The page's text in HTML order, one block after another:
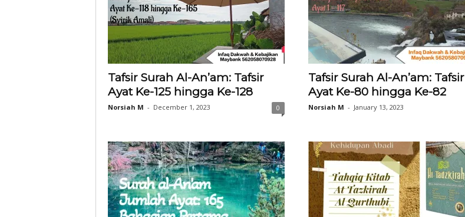
Tafsir Surah Al-An’am: Tafsir
Ayat Ke-125 hingga Ke-128
Norsiah M - December 1, 2023 0
Tafsir Surah Al-An’am: Tafsir
Ayat Ke-80 hingga Ke-82
Norsiah M - January 13, 2023